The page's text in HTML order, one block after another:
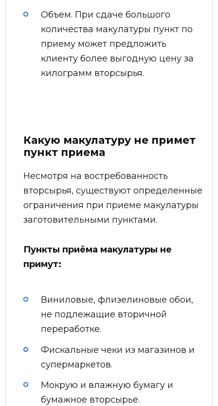
Объем. При сдаче большого
количества макулатуры пункт по
приему может предложить
клиенту более выгодную цену за
килограмм вторсырья.
Какую макулатуру не примет
пункт приема
Несмотря на востребованность
вторсырья, существуют определенные
ограничения при приеме макулатуры
заготовительными пунктами.
Пункты приёма макулатуры не
примут:
Виниловые, флизелиновые обои,
не подлежащие вторичной
переработке.
Фискальные чеки из магазинов и
супермаркетов.
Мокрую и влажную бумагу и
бумажное вторсырье.